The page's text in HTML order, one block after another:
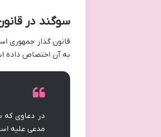
سوگند در
قانون گذار جمهوری
به آن اختصاص داده است. ماده ۱۳۲۵ قانون مدنی
در دعاوی که
مدعی علیه